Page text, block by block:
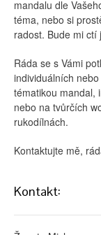
mandalu dle
téma, nebo si
radost. Bude mi ctí
Ráda se s Vámi
individuálních
tématikou mandal,
nebo na tvůrčích
rukodílnách.
Kontaktujte mě,
Kontakt: